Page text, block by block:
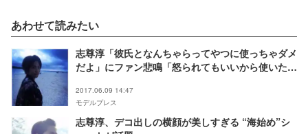
あわせて読みたい
志尊淳「彼氏となんちゃらってやつに使っちゃダメ
だよ」にファン悲鳴「怒られてもいいから使いた
2017.06.09 14:47
モデルプレス
志尊淳、デコ出しの横顔が美しすぎる “海始め”シ